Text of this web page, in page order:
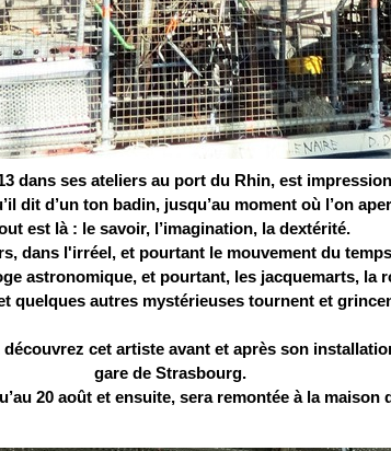
dans ses ateliers au port du Rhin, est
dit d’un ton badin, jusqu’au moment où l’on
est là : le savoir, l’imagination, la dextérité.
dans l'irréel, et pourtant le mouvement du
astronomique, et pourtant, les jacquemarts, la
quelques autres mystérieuses tournent et
cet artiste avant et après son
gare de Strasbourg.
20 août et ensuite, sera remontée à la maison